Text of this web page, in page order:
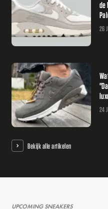
de
26
24
Bekijk alle artikelen
UPCOMING SNEAKERS